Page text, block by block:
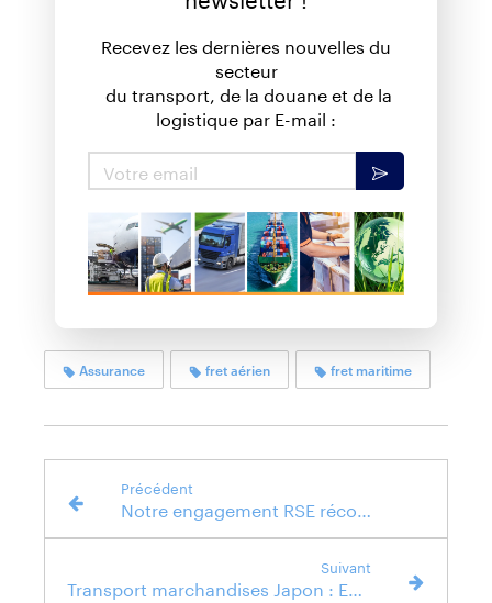
Recevez les dernières nouvelles du
secteur
du transport, de la douane et de la
logistique par E-mail :
Votre email
Assurance fret aérien fret maritime
Précédent
Notre engagement RSE récompensé par Ecovadis
Suivant
Transport marchandises Japon : Entretien avec Kaori, responsable de la Tradelane France-Japon